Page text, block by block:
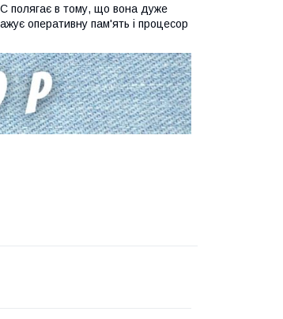
полягає в тому, що вона дуже
оперативну пам'ять і процесор